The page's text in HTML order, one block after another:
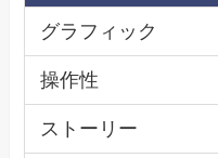
グラフィック
操作性
ストーリー